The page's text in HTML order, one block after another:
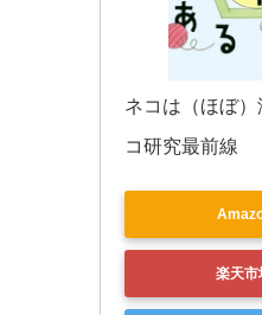
ネコは（ほぼ
コ研究最前線
楽天市